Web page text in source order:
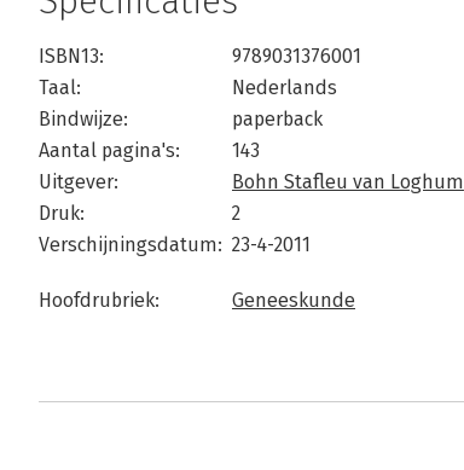
ISBN13:
9789031376001
Taal:
Nederlands
Bindwijze:
paperback
Aantal pagina's:
143
Uitgever:
Bohn Stafleu van Loghum
Druk:
2
Verschijningsdatum: 23-4-2011
Hoofdrubriek: Geneeskunde